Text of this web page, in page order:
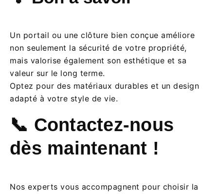
Un portail ou une clôture bien conçue améliore
non seulement la sécurité de votre propriété,
mais valorise également son esthétique et sa
valeur sur le long terme.
Optez pour des matériaux durables et un design
adapté à votre style de vie.
📞 Contactez-nous
dès maintenant !
Nos experts vous accompagnent pour choisir la